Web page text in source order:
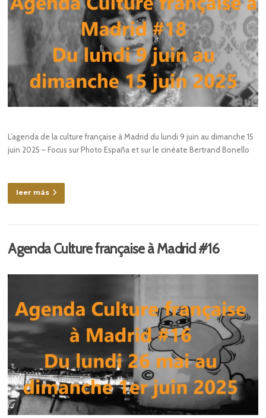
L’agenda de la culture française à Madrid du lundi 9 juin au dimanche 15
juin 2025 – Focus sur Photo España et sur le cinéate Bertrand Bonello
leer más
Agenda Culture française à Madrid #16